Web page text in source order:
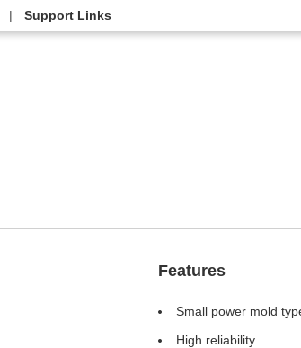
Support Links
Features
Small power mold
High reliability